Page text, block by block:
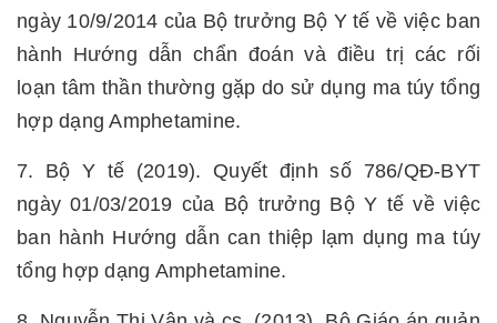
ngày 10/9/2014 của Bộ trưởng Bộ Y tế về việc ban
hành Hướng dẫn chẩn đoán và điều trị các rối
loạn tâm thần thường gặp do sử dụng ma túy tổng
hợp dạng Amphetamine.
7. Bộ Y tế (2019). Quyết định số 786/QĐ-BYT
ngày 01/03/2019 của Bộ trưởng Bộ Y tế về việc
ban hành Hướng dẫn can thiệp lạm dụng ma túy
tổng hợp dạng Amphetamine.